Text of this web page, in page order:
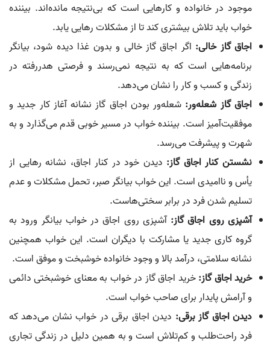
موجود در خانواده و کارهایی است که بی‌نتیجه مانده‌اند. بیننده
خواب باید تلاش بیشتری کند تا از مشکلات رهایی یابد.
اجاق گاز خالی: اگر اجاق گاز خالی و بدون غذا دیده شود، بیانگر
برنامه‌هایی است که به نتیجه نمی‌رسند و فرصتی هدررفته در
زندگی و کسب و کار را نشان می‌دهد.
اجاق گاز شعله‌ور: شعله‌ور بودن اجاق گاز نشانه آغاز کار جدید و
موفقیت‌آمیز است. بیننده خواب در مسیر خوبی قدم می‌گذارد و به
شهرت و پیشرفت می‌رسد.
نشستن کنار اجاق گاز: دیدن خود در کنار اجاق، نشانه رهایی از
یأس و ناامیدی است. این خواب بیانگر صبر، تحمل مشکلات و عدم
تسلیم شدن فرد در برابر سختی‌هاست.
آشپزی روی اجاق گاز: آشپزی روی اجاق در خواب بیانگر ورود به
گروه کاری جدید یا مشارکت با دیگران است. این خواب همچنین
نشانه سلامتی، درآمد بالا و وجود خانواده خوشبخت و موفق است.
خرید اجاق گاز:خرید اجاق گاز در خواب به معنای خوشبختی دائمی
و آرامش پایدار برای صاحب خواب است.
دیدن اجاق گاز برقی: دیدن اجاق برقی در خواب نشان می‌دهد که
فرد راحت‌طلب و کم‌تلاش است و به همین دلیل در زندگی تجاری